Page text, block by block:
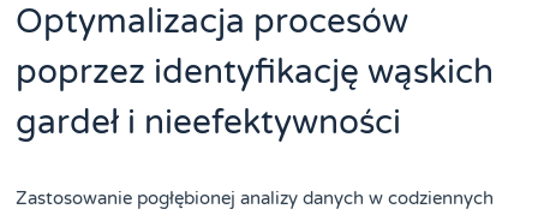
Optymalizacja procesów
poprzez identyfikację wąskich
gardeł i nieefektywności
Zastosowanie pogłębionej analizy danych w codziennych